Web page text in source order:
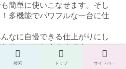
簡単に使いこなせます。そし
多機能でパワフルな一台に仕
んなに自慢できる仕上がりにし
りママにおすすめです。
検索 トップ サイドバー